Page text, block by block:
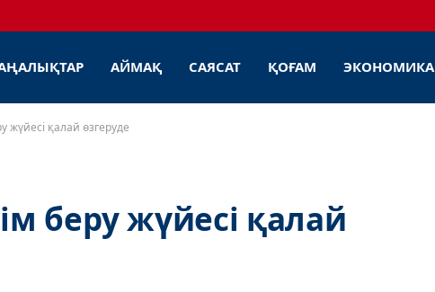
АЙМАҚ САЯСАТ ҚОҒАМ ЭКОНОМИКА
жүйесі қалай өзгеруде
беру жүйесі қалай